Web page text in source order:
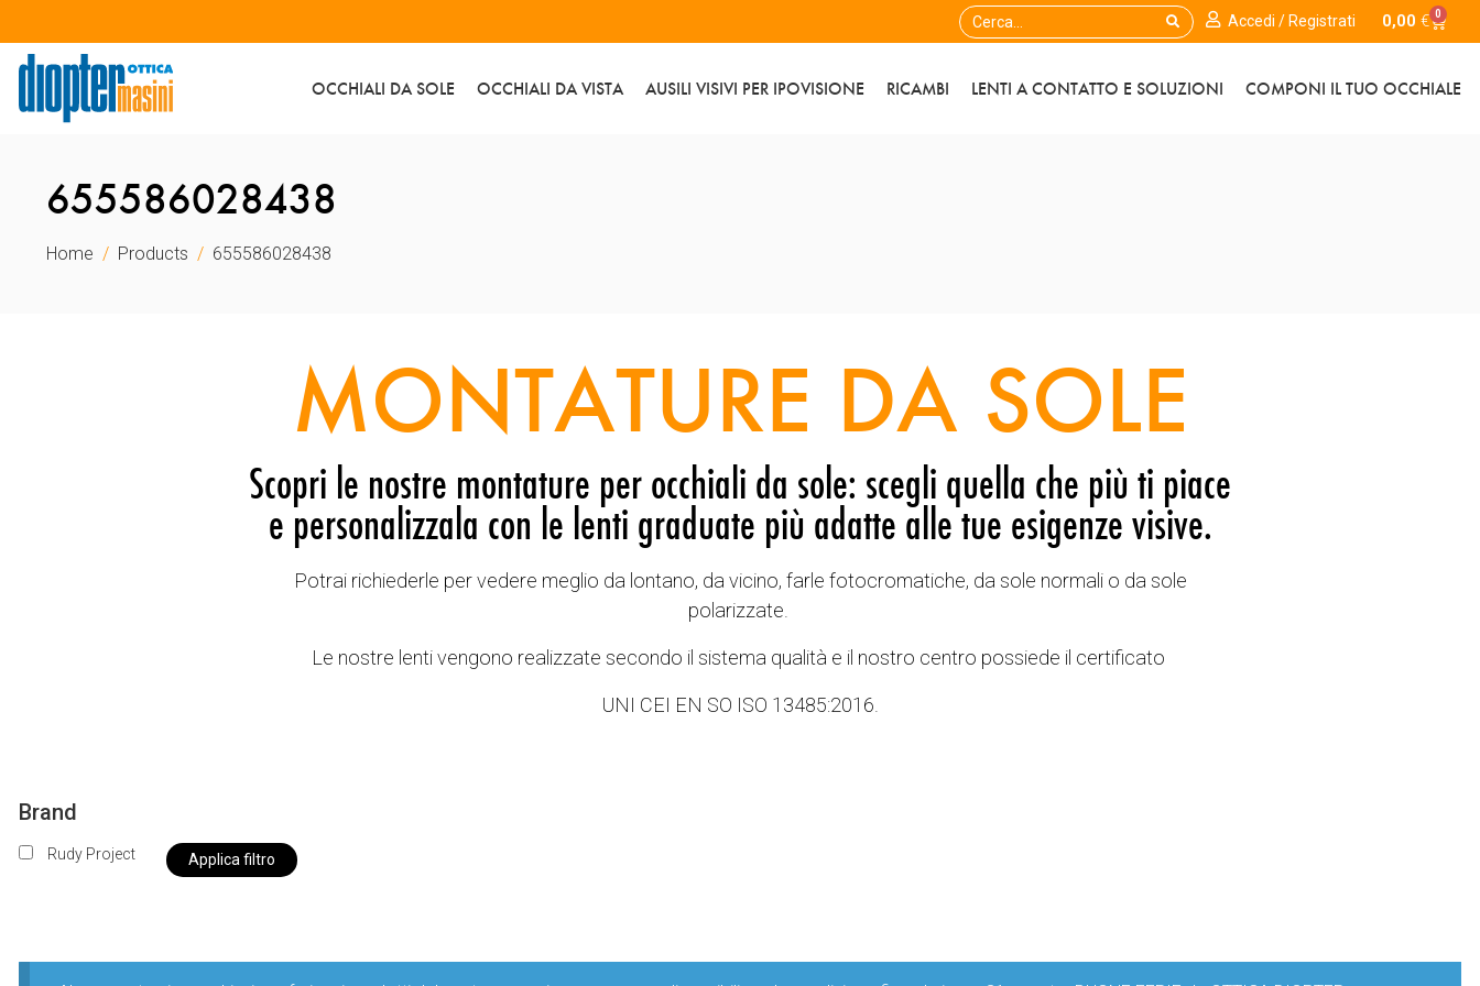
Accedi / Registrati 0,00 € 0
OCCHIALI DA SOLE OCCHIALI DA VISTA AUSILI VISIVI PER IPOVISIONE RICAMBI LENTI A CONTATTO E SOLUZIONI COMPONI IL TUO OCCHIALE
655586028438
Home Products 655586028438
MONTATURE DA SOLE
Scopri le nostre montature per occhiali da sole: scegli quella che più ti piace
e personalizzala con le lenti graduate più adatte alle tue esigenze visive.
Potrai richiederle per vedere meglio da lontano, da vicino, farle fotocromatiche, da sole normali o da sole
polarizzate.
Le nostre lenti vengono realizzate secondo il sistema qualità e il nostro centro possiede il certificato
UNI CEI EN SO ISO 13485:2016.
Brand
Rudy Project Applica filtro